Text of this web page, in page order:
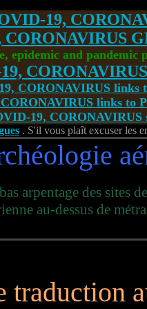
19,
CORONAVIRUS
epidemic and pandemic
CORONAVIRUS links
links to
19, CORONAVIRUS
. S'il vous plaît excuser les
arpentage des sites
au-dessus de
traduction